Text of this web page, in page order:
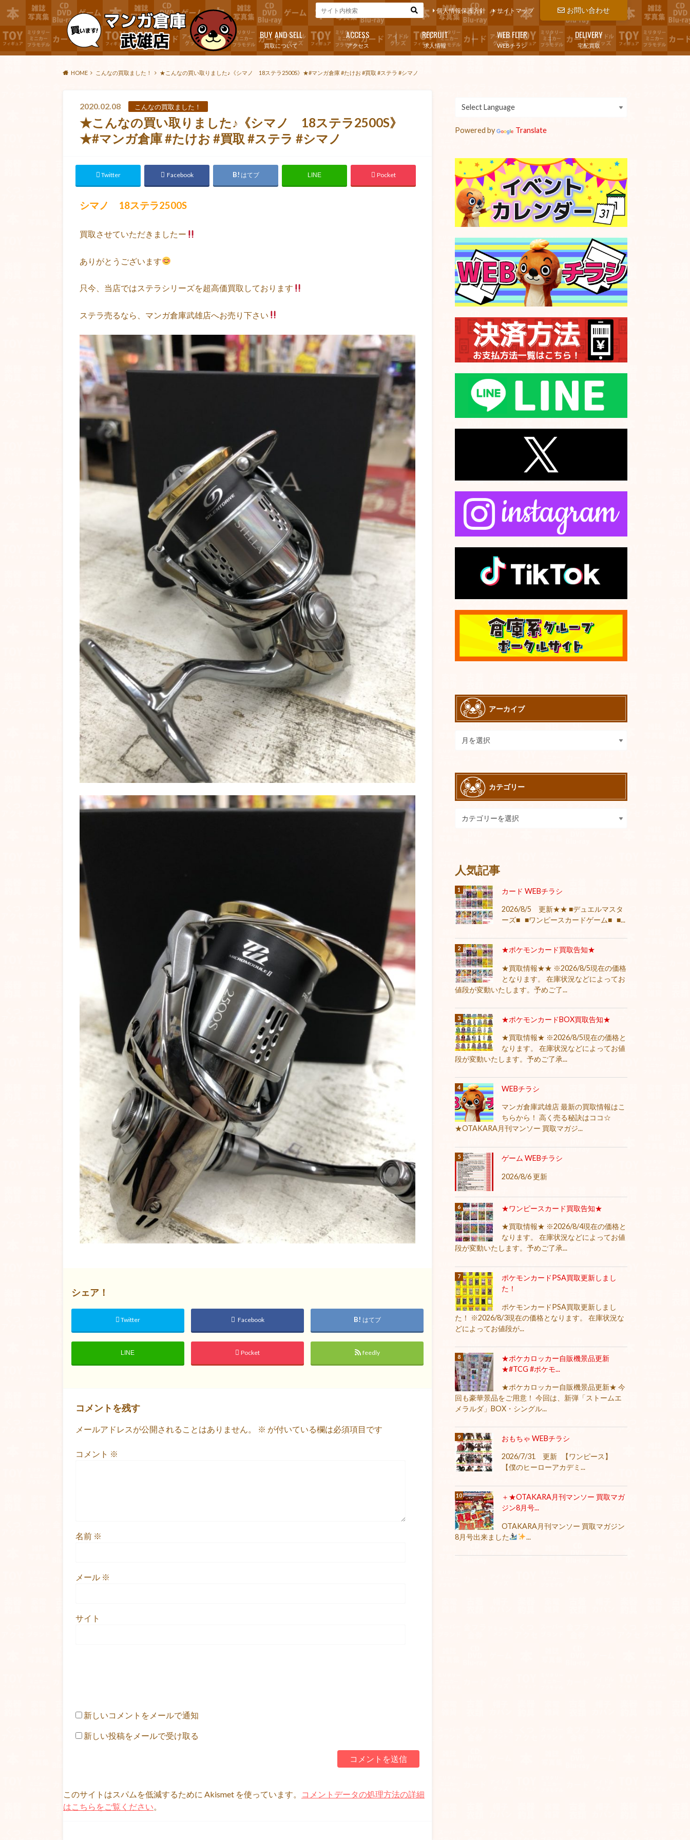
お問い合わせ
個人情報保護方針 サイトマップ
買取について
BUY AND SELL
アクセス
ACCESS
求人情報
RECRUIT
WEBチラシ
WEB FLIER
宅配買取
DELIVERY
HOME こんなの買取ました！ ★こんなの買い取りました♪《シマノ 18ステラ2500S》★#マンガ倉庫 #たけお #買取 #ステラ #シマノ
2020.02.08 こんなの買取ました！
★こんなの買い取りました♪《シマノ 18ステラ2500S》
★#マンガ倉庫 #たけお #買取 #ステラ #シマノ
Twitter Facebook はてブ LINE Pocket
シマノ 18ステラ2500S
買取させていただきましたー
ありがとうございます
只今、当店ではステラシリーズを超高価買取しております
ステラ売るなら、マンガ倉庫武雄店へお売り下さい
シェア！
Twitter Facebook はてブ
LINE Pocket feedly
コメントを残す
メールアドレスが公開されることはありません。 ※ が付いている欄は必須項目です
コメント ※
名前 ※
メール ※
サイト
新しいコメントをメールで通知
新しい投稿をメールで受け取る
このサイトはスパムを低減するために Akismet を使っています。
コメントデータの処理方法の詳細
はこちらをご覧ください
Powered by Translate
アーカイブ
カテゴリー
人気記事
カード WEBチラシ
2026/8/5 更新★★ ■デュエルマスタ
ーズ■ ■ワンピースカードゲーム■ ■...
★ポケモンカード買取告知★
★買取情報★★ ※2026/8/5現在の価格
となります。 在庫状況などによってお
値段が変動いたします。予めご了...
★ポケモンカードBOX買取告知★
★買取情報★ ※2026/8/5現在の価格と
なります。 在庫状況などによってお値
段が変動いたします。予めご了承...
WEBチラシ
マンガ倉庫武雄店 最新の買取情報はこ
ちらから！ 高く売る秘訣はココ☆
★OTAKARA月刊マンソー 買取マガジ...
ゲーム WEBチラシ
2026/8/6 更新
★ワンピースカード買取告知★
★買取情報★ ※2026/8/4現在の価格と
なります。 在庫状況などによってお値
段が変動いたします。予めご了承...
ポケモンカードPSA買取更新しまし
た！
ポケモンカードPSA買取更新しまし
た！ ※2026/8/3現在の価格となります。 在庫状況な
どによってお値段が...
★ポケカロッカー自販機景品更新
★#TCG #ポケモ...
★ポケカロッカー自販機景品更新★ 今
回も豪華景品をご用意！ 今回は、新弾「ストームエ
メラルダ」BOX・シングル...
おもちゃ WEBチラシ
2026/7/31 更新 【ワンピース】
【僕のヒーローアカデミ...
＋★OTAKARA月刊マンソー 買取マガ
ジン8月号...
OTAKARA月刊マンソー 買取マガジン
8月号出来ました
...